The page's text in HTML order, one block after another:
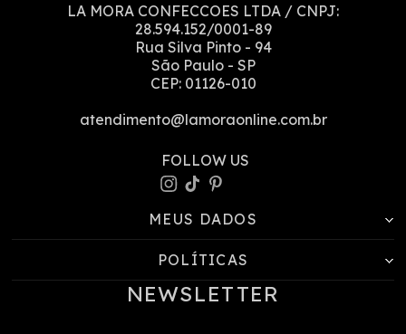
LA MORA CONFECCOES LTDA / CNPJ:
28.594.152/0001-89
Rua Silva Pinto - 94
São Paulo - SP
CEP: 01126-010
atendimento@lamoraonline.com.br
MEUS DADOS
POLÍTICAS
NEWSLETTER